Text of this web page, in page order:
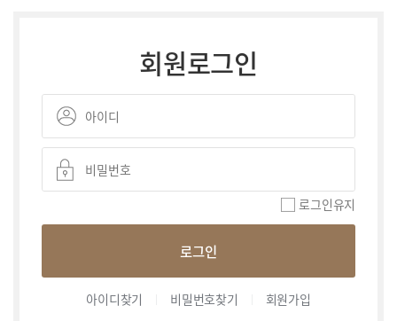
회원로그인
로그인유지
로그인
아이디찾기 비밀번호찾기 회원가입